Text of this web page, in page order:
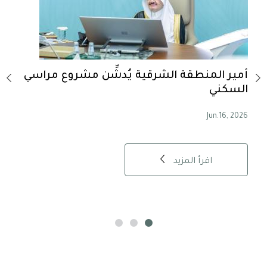
-
أمير المنطقة الشرقية يُدشِّن مشروع مراسي
السكني
Jun.16, 2026
اقرأ المزيد